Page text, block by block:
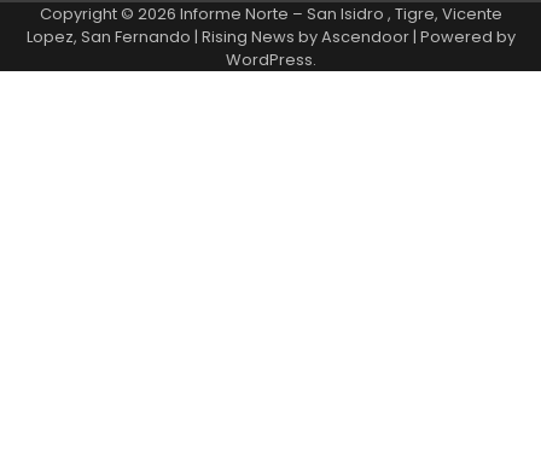
Copyright © 2026 Informe Norte – San Isidro , Tigre, Vicente
Lopez, San Fernando | Rising News byAscendoor| Powered by
WordPress.